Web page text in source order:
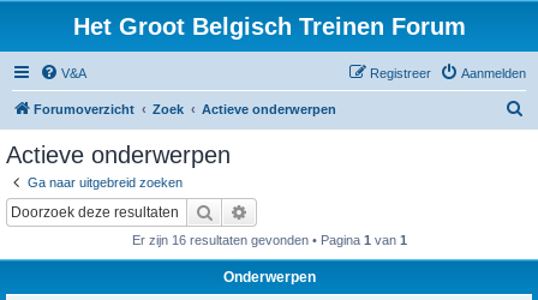
Het Groot Belgisch Treinen Forum
V&A Aanmelden
Registreer
Forumoverzicht Zoek Actieve onderwerpen
Actieve onderwerpen
Ga naar uitgebreid zoeken
Zoek
Er zijn 16 resultaten gevonden • Pagina 1 van 1
Onderwerpen